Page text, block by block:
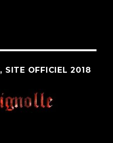
SITE OFFICIEL 2018